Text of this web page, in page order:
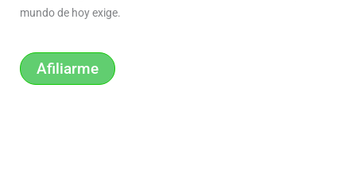
mundo de hoy exige.
Afiliarme